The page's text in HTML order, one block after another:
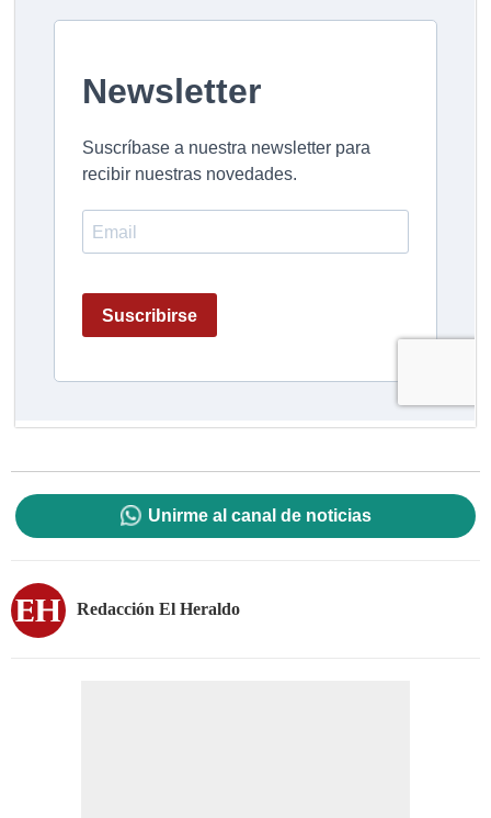
Unirme al canal de noticias
Redacción El Heraldo